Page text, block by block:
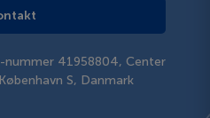
nummer 41958804, Center
S, Danmark